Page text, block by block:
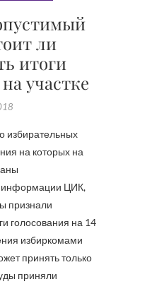
ли
итоги
участке
избирательных
на которых на
информации ЦИК,
признали
голосования на 14
избиркомами
принять только
приняли